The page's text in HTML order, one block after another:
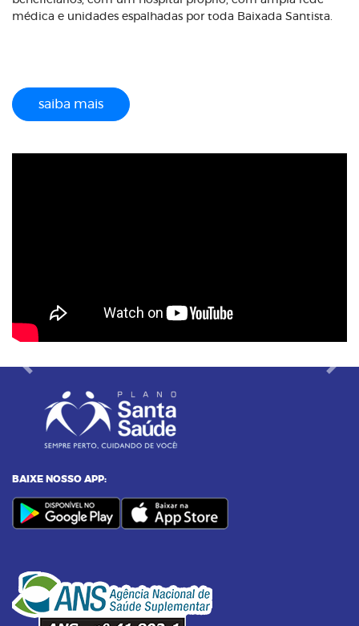
médica e unidades espalhadas por toda Baixada Santista.
saiba mais
Previous Next
BAIXE NOSSO APP: